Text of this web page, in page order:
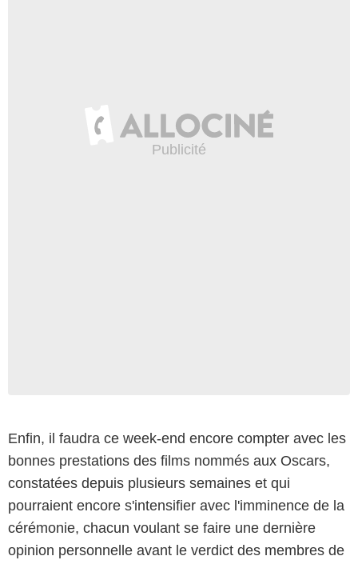
Enfin, il faudra ce week-end encore compter avec les
bonnes prestations des films nommés aux Oscars,
constatées depuis plusieurs semaines et qui
pourraient encore s'intensifier avec l'imminence de la
cérémonie, chacun voulant se faire une dernière
opinion personnelle avant le verdict des membres de